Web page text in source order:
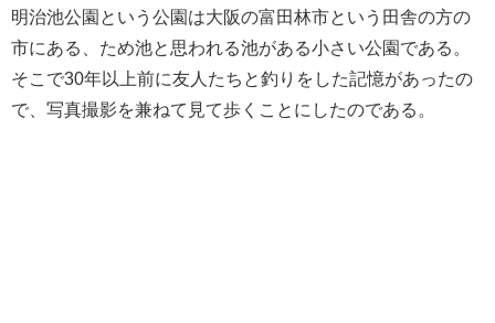
明治池公園という公園は大阪の富田林市という田舎の方の
市にある、ため池と思われる池がある小さい公園である。
そこで30年以上前に友人たちと釣りをした記憶があったの
で、写真撮影を兼ねて見て歩くことにしたのである。